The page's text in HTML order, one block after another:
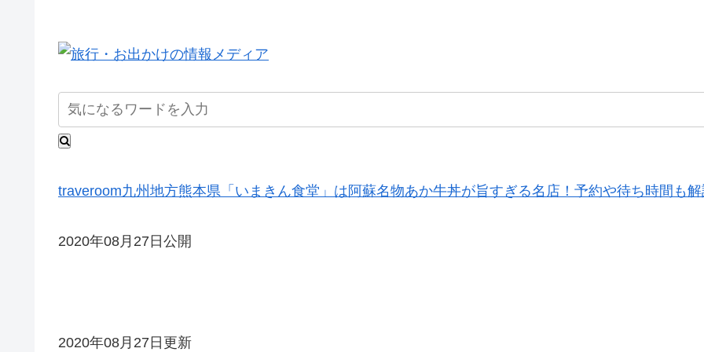
traveroom九州地方熊本県 「いまきん食堂」は阿蘇名物あか牛丼が旨すぎる名店！予約や待ち時間も
2020年08月27日公開
2020年08月27日更新